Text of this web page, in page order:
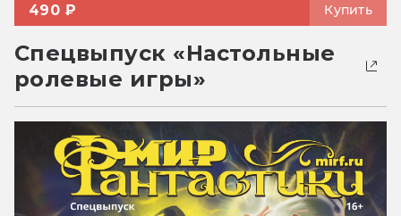
490 ₽ Купить
Спецвыпуск «Настольные
ролевые игры»